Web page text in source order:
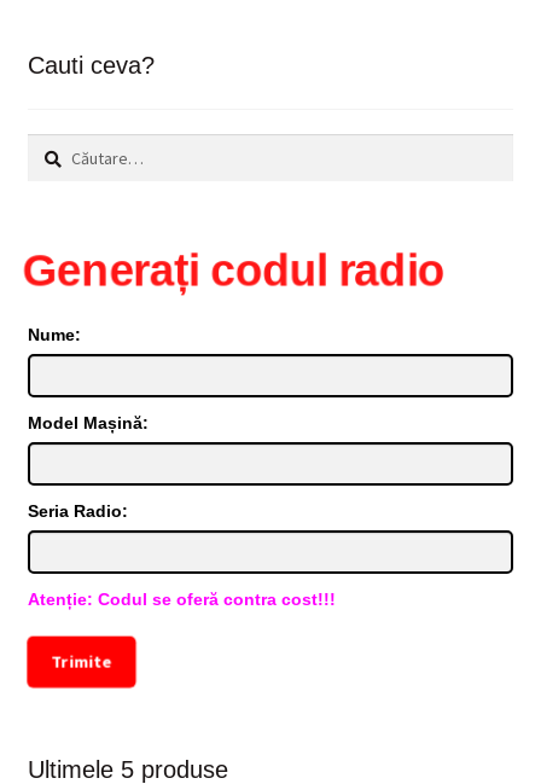
Cauti ceva?
Caută
după:
Generați codul radio
Nume:
Model Mașină:
Seria Radio:
Atenție: Codul se oferă contra cost!!!
Trimite
Ultimele 5 produse